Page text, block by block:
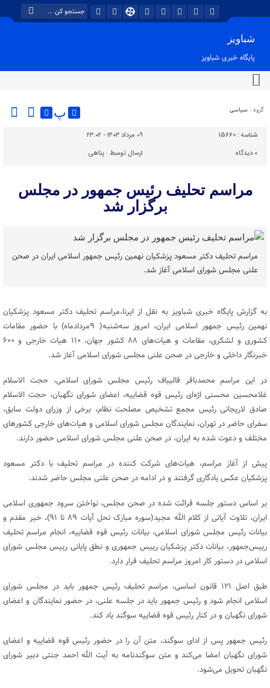
شباویز
پایگاه خبری شباویز
گروه : سیاسی پ
شناسه : 15660
۰۹ مرداد ۱۴۰۳ - ۲۳:۰۲
۰ دیدگاه ارسال توسط :پناهی
مراسم تحلیف رئیس جمهور در مجلس
برگزار شد
مراسم تحلیف دکتر مسعود پزشکیان نهمین رئیس جمهور اسلامی ایران در صحن
علنی مجلس شورای اسلامی آغاز شد.
به گزارش پایگاه خبری شباویز به نقل از ایرنا،مراسم تحلیف دکتر مسعود پزشکیان
نهمین رئیس جمهور اسلامی ایران، امروز سه‌شنبه( ۹مردادماه) با حضور مقامات
کشوری و لشکری، مقامات و هیات‌های ۸۸ کشور جهان، ۱۱۰ هیات خارجی و ۶۰۰
خبرنگار داخلی و خارجی در صحن علنی مجلس شورای اسلامی آغاز شد.
در این مراسم محمدباقر قالیباف رئیس مجلس شورای اسلامی، حجت الاسلام
غلامحسین محسنی اژه‌ای رئیس قوه قضاییه، اعضای شورای نگهبان، حجت الاسلام
صادق لاریجانی رئیس مجمع تشخیص مصلحت نظام، برخی از وزرای دولت سابق،
سفرای حاضر در تهران، نمایندگان مجلس شورای اسلامی و هیات‌های خارجی کشورهای
مختلف و دعوت شده به ایران، در صحن علنی مجلس شورای اسلامی حضور دارند.
پیش از آغاز مراسم، هیات‌های شرکت کننده در مراسم تحلیف با دکتر مسعود
پزشکیان عکس یادگاری گرفتند و در ادامه در صحن علنی مجلس حاضر شدند.
بر اساس دستور جلسه قرائت شده در صحن مجلس، نواختن سرود جمهوری اسلامی
ایران، تلاوت آیاتی از کلام الله مجید(سوره مبارک نحل آیات ۸۹ تا ۹۱)، خیر مقدم و
بیانات رئیس مجلس شورای اسلامی، بیانات رئیس قوه قضاییه، انجام مراسم تحلیف
رییس‌جمهور، بیانات دکتر پزشکیان رییس جمهوری و نطق پایانی رییس مجلس شورای
اسلامی در دستور کار امروز مراسم تحلیف قرار دارد.
طبق اصل ۱۲۱ قانون اساسی، مراسم تحلیف رئیس جمهور باید در مجلس شورای
اسلامی انجام شود و رئیس جمهور باید در جلسه علنی، در حضور نمایندگان و اعضای
شورای نگهبان و در کنار رئیس قوه قضاییه سوگند یاد کند.
رئیس جمهور پس از ادای سوگند، متن آن را در حضور رئیس قوه قضاییه و اعضای
شورای نگهبان امضا می‌کند و متن سوگندنامه به آیت الله احمد جنتی دبیر شورای
نگهبان تحویل می‌شود.